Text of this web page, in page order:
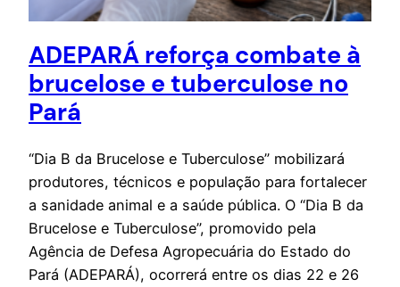
ADEPARÁ reforça combate à
brucelose e tuberculose no
Pará
“Dia B da Brucelose e Tuberculose” mobilizará
produtores, técnicos e população para fortalecer
a sanidade animal e a saúde pública. O “Dia B da
Brucelose e Tuberculose”, promovido pela
Agência de Defesa Agropecuária do Estado do
Pará (ADEPARÁ), ocorrerá entre os dias 22 e 26